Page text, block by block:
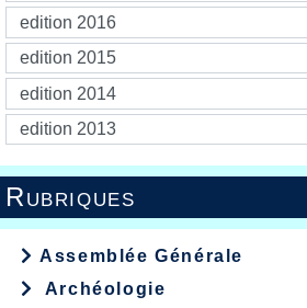
Rubriques
Assemblée Générale
Archéologie